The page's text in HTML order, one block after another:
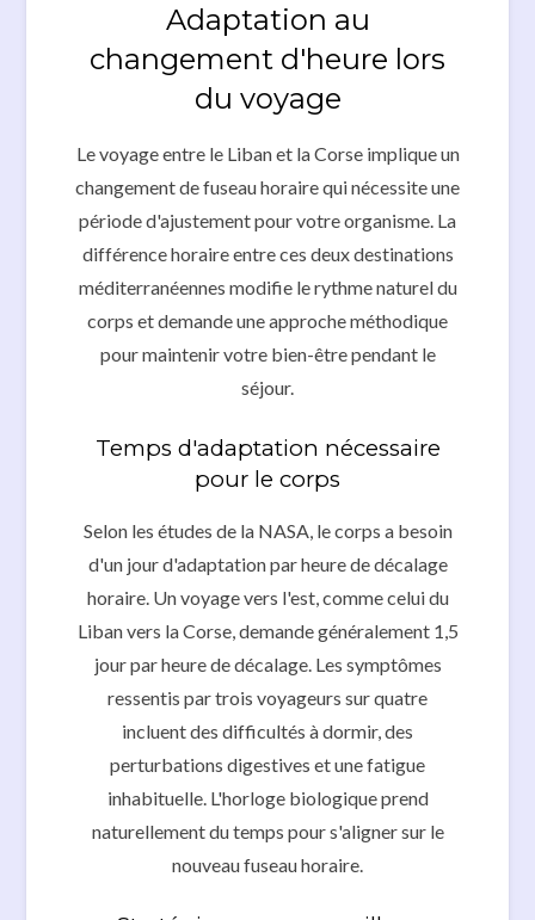
Adaptation au
changement d'heure lors
du voyage
Le voyage entre le Liban et la Corse implique un
changement de fuseau horaire qui nécessite une
période d'ajustement pour votre organisme. La
différence horaire entre ces deux destinations
méditerranéennes modifie le rythme naturel du
corps et demande une approche méthodique
pour maintenir votre bien-être pendant le
séjour.
Temps d'adaptation nécessaire
pour le corps
Selon les études de la NASA, le corps a besoin
d'un jour d'adaptation par heure de décalage
horaire. Un voyage vers l'est, comme celui du
Liban vers la Corse, demande généralement 1,5
jour par heure de décalage. Les symptômes
ressentis par trois voyageurs sur quatre
incluent des difficultés à dormir, des
perturbations digestives et une fatigue
inhabituelle. L'horloge biologique prend
naturellement du temps pour s'aligner sur le
nouveau fuseau horaire.